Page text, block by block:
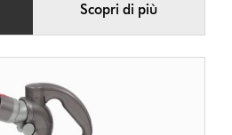
Scopri di più